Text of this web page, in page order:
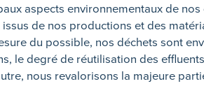
aspects environnementaux de
de nos productions et des
du possible, nos déchets sont
le degré de réutilisation des
nous revalorisons la majeure